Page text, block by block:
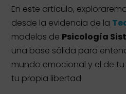
En este artículo,
desde la evidencia de la
modelos de Psicología
una base sólida para
mundo emocional y el de
tu propia libertad.